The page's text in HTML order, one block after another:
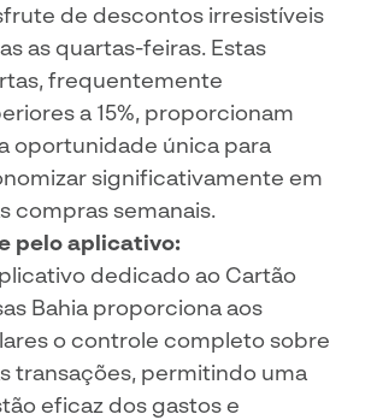
de descontos irresistíveis
as quartas-feiras. Estas
frequentemente
a 15%, proporcionam
oportunidade única para
significativamente em
compras semanais.
pelo aplicativo:
dedicado ao Cartão
Bahia proporciona aos
o controle completo sobre
transações, permitindo uma
eficaz dos gastos e